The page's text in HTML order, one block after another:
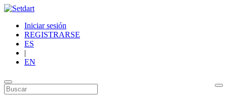
Iniciar sesión
REGISTRARSE
ES
|
EN